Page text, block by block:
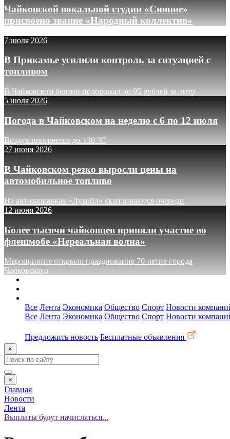
Чайковской вокальной студии «Сияние»
присвоено звание «Народный коллектив»
7 июля 2026
В Прикамье усилили контроль за ситуацией с
топливом
В Чайковском бензин подорожал до 95 рублей за литр
5 июля 2026
Погода в Чайковском на неделю с 6 по 12 июля
Воздух прогреется до +30 °C
27 июня 2026
В Чайковском резко выросли цены на
автомобильное топливо
На автозаправках «Лукойл» скапливаются очереди
12 июня 2026
Более тысячи чайковцев приняли участие во
флешмобе «Нереальная волна»
Мероприятие открыло празднование 70-летие города
Чайковского
Все Лента Экономика Общество Спорт Новости
Все Лента Экономика Общество Спорт Новости
Предложить новость Бесплатные объявления
×
×
Главная
Новости
Лента
Выплаты будут начисляться...